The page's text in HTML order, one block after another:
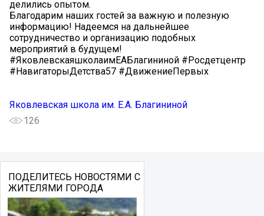
делились опытом.
Благодарим наших гостей за важную и полезную
информацию! Надеемся на дальнейшее
сотрудничество и организацию подобных
мероприятий в будущем!
#ЯковлевскаяшколаимЕАБлагининой #Росдетцентр
#НавигаторыДетства57 #ДвижениеПервых
Яковлевская школа им. Е.А. Благининой
126
ПОДЕЛИТЕСЬ НОВОСТЯМИ С
ЖИТЕЛЯМИ ГОРОДА